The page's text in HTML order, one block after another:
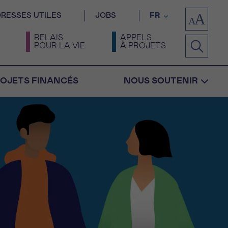
UTILES JOBS FR
RELAIS
POUR LA VIE
APPELS
À PROJETS
FINANCÉS NOUS SOUTENIR
Confirmation